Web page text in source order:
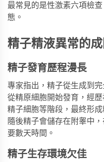
最常見的是性激素六項檢
態。
精子精液異常的
精子發育歷程漫長
專家指出，精子從生成到
從精原細胞開始發育，經
精子細胞等階段，最終形
隨後精子會儲存在附睾中
要數天時間。
精子生存環境欠佳